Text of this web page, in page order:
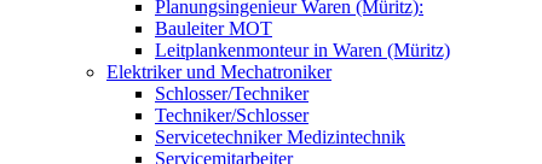
Planungsingenieur Waren (Müritz):
Bauleiter MOT
Leitplankenmonteur in Waren (Müritz)
Elektriker und Mechatroniker
Schlosser/Techniker
Techniker/Schlosser
Servicetechniker Medizintechnik
Servicemitarbeiter